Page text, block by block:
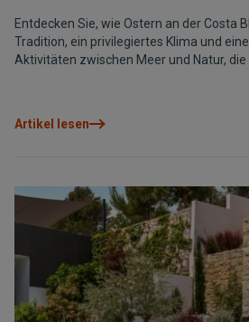
Entdecken Sie, wie Ostern an der Costa
Tradition, ein privilegiertes Klima und
Aktivitäten zwischen Meer und Natur, die
Artikel lesen